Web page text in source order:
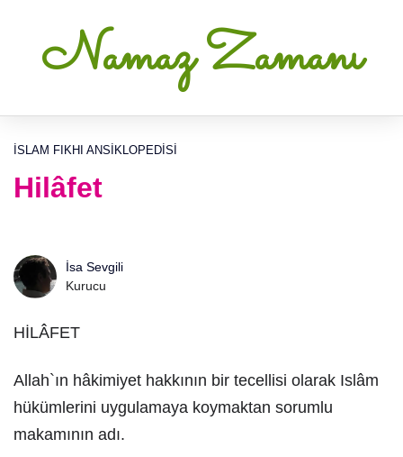
Namaz Zamanı
İSLAM FIKHI ANSIKLOPEDISI
Hilâfet
İsa Sevgili
Kurucu
HİLÂFET
Allah`ın hâkimiyet hakkının bir tecellisi olarak Islâm
hükümlerini uygulamaya koymaktan sorumlu
makamının adı.